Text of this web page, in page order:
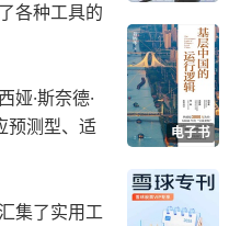
各种工具的
·斯奈德·
预测型、适
集了实用工
电子书